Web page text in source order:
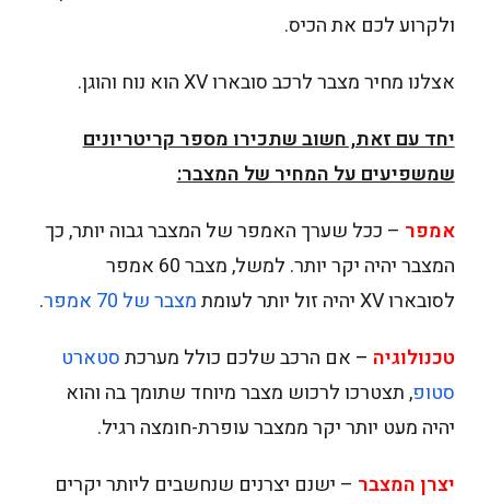
ולקרוע לכם את הכיס.
אצלנו מחיר מצבר לרכב סובארו XV הוא נוח והוגן.
יחד עם זאת, חשוב שתכירו מספר קריטריונים
שמשפיעים על המחיר של המצבר:
אמפר – ככל שערך האמפר של המצבר גבוה יותר, כך
המצבר יהיה יקר יותר. למשל, מצבר 60 אמפר
לסובארו XV יהיה זול יותר לעומת
מצבר של 70 אמפר
.
טכנולוגיה – אם הרכב שלכם כולל מערכתסטארט
סטופ, תצטרכו לרכוש מצבר מיוחד שתומך בה והוא
יהיה מעט יותר יקר ממצבר עופרת-חומצה רגיל.
יצרן המצבר – ישנם יצרנים שנחשבים ליותר יקרים